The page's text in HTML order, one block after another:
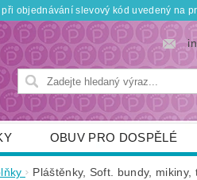
objednávání slevový kód uvedený na
OBUV PRO DOSPĚLÉ
OBUV PRO DĚTI DOPLŇKY
Pláštěnky, Soft. bundy, mikiny,